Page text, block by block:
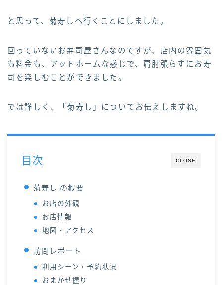
と思って、菊寿しへ行くことにしました。
回っていないお寿司屋さんなのですが、店内の雰囲気
も料金も、アットホームな感じで、肩肘張らずにお寿
司を楽しむことができました。
では詳しく、「菊寿し」についてお伝えしますね。
CLOSE
目次
菊寿し の概要
お店の外観
お店情報
地図・アクセス
訪問レポート
利用シーン・予約状況
おまかせ握り